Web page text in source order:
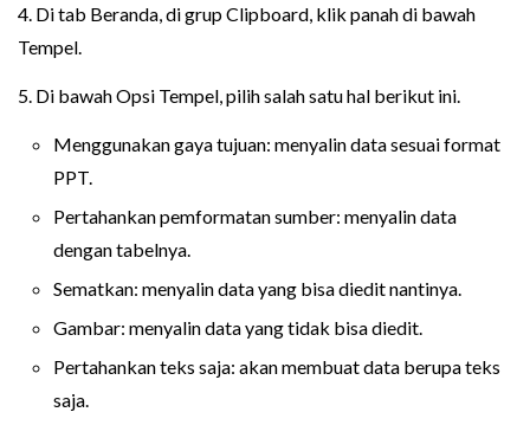
4. Di tab Beranda, di grup Clipboard, klik panah di bawah
Tempel.
5. Di bawah Opsi Tempel, pilih salah satu hal berikut ini.
Menggunakan gaya tujuan: menyalin data sesuai format
PPT.
Pertahankan pemformatan sumber: menyalin data
dengan tabelnya.
Sematkan: menyalin data yang bisa diedit nantinya.
Gambar: menyalin data yang tidak bisa diedit.
Pertahankan teks saja: akan membuat data berupa teks
saja.